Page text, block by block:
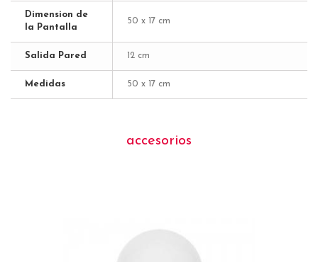
Dimension de
la Pantalla
50 x 17 cm
Salida Pared 12 cm
Medidas 50 x 17 cm
accesorios